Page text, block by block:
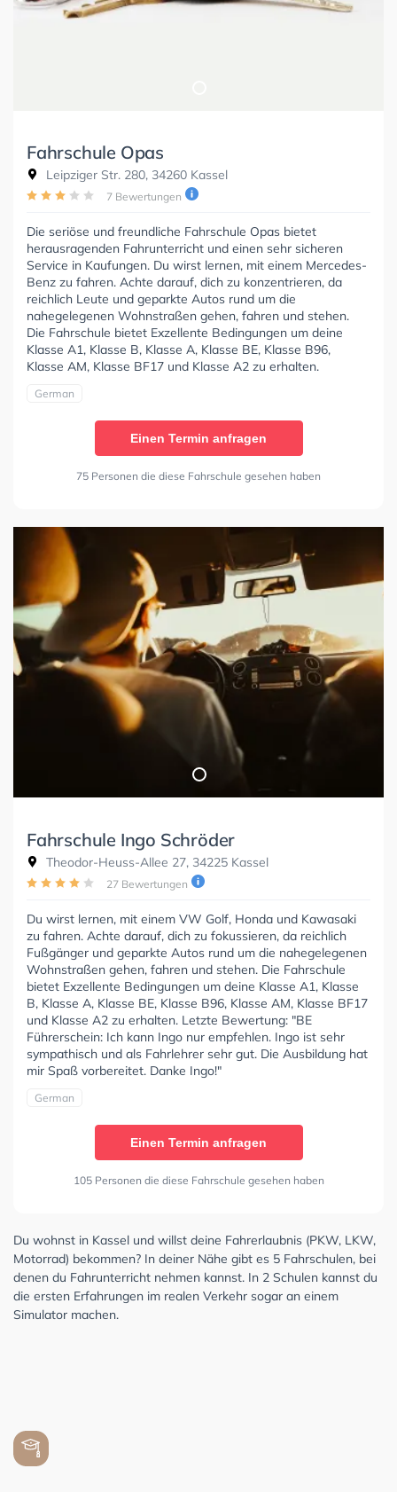
Fahrschule Opas
Leipziger Str. 280, 34260 Kassel
7 Bewertungen
Die seriöse und freundliche Fahrschule Opas bietet
herausragenden Fahrunterricht und einen sehr sicheren
Service in Kaufungen. Du wirst lernen, mit einem Mercedes-
Benz zu fahren. Achte darauf, dich zu konzentrieren, da
reichlich Leute und geparkte Autos rund um die
nahegelegenen Wohnstraßen gehen, fahren und stehen.
Die Fahrschule bietet Exzellente Bedingungen um deine
Klasse A1, Klasse B, Klasse A, Klasse BE, Klasse B96,
Klasse AM, Klasse BF17 und Klasse A2 zu erhalten.
German
Einen Termin anfragen
75 Personen die diese Fahrschule gesehen haben
Fahrschule Ingo Schröder
Theodor-Heuss-Allee 27, 34225 Kassel
27 Bewertungen
Du wirst lernen, mit einem VW Golf, Honda und Kawasaki
zu fahren. Achte darauf, dich zu fokussieren, da reichlich
Fußgänger und geparkte Autos rund um die nahegelegenen
Wohnstraßen gehen, fahren und stehen. Die Fahrschule
bietet Exzellente Bedingungen um deine Klasse A1, Klasse
B, Klasse A, Klasse BE, Klasse B96, Klasse AM, Klasse BF17
und Klasse A2 zu erhalten. Letzte Bewertung: "BE
Führerschein: Ich kann Ingo nur empfehlen. Ingo ist sehr
sympathisch und als Fahrlehrer sehr gut. Die Ausbildung hat
mir Spaß vorbereitet. Danke Ingo!"
German
Einen Termin anfragen
105 Personen die diese Fahrschule gesehen haben
Du wohnst in Kassel und willst deine Fahrerlaubnis (PKW, LKW,
Motorrad) bekommen? In deiner Nähe gibt es 5 Fahrschulen, bei
denen du Fahrunterricht nehmen kannst. In 2 Schulen kannst du
die ersten Erfahrungen im realen Verkehr sogar an einem
Simulator machen.